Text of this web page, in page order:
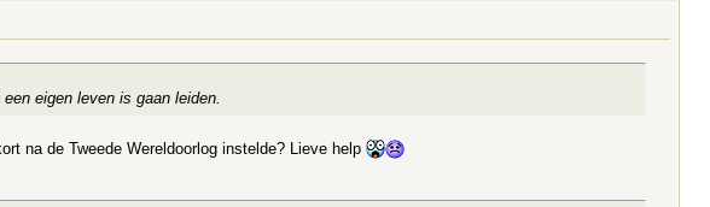
eigen leven is gaan leiden.
na de Tweede Wereldoorlog instelde? Lieve help